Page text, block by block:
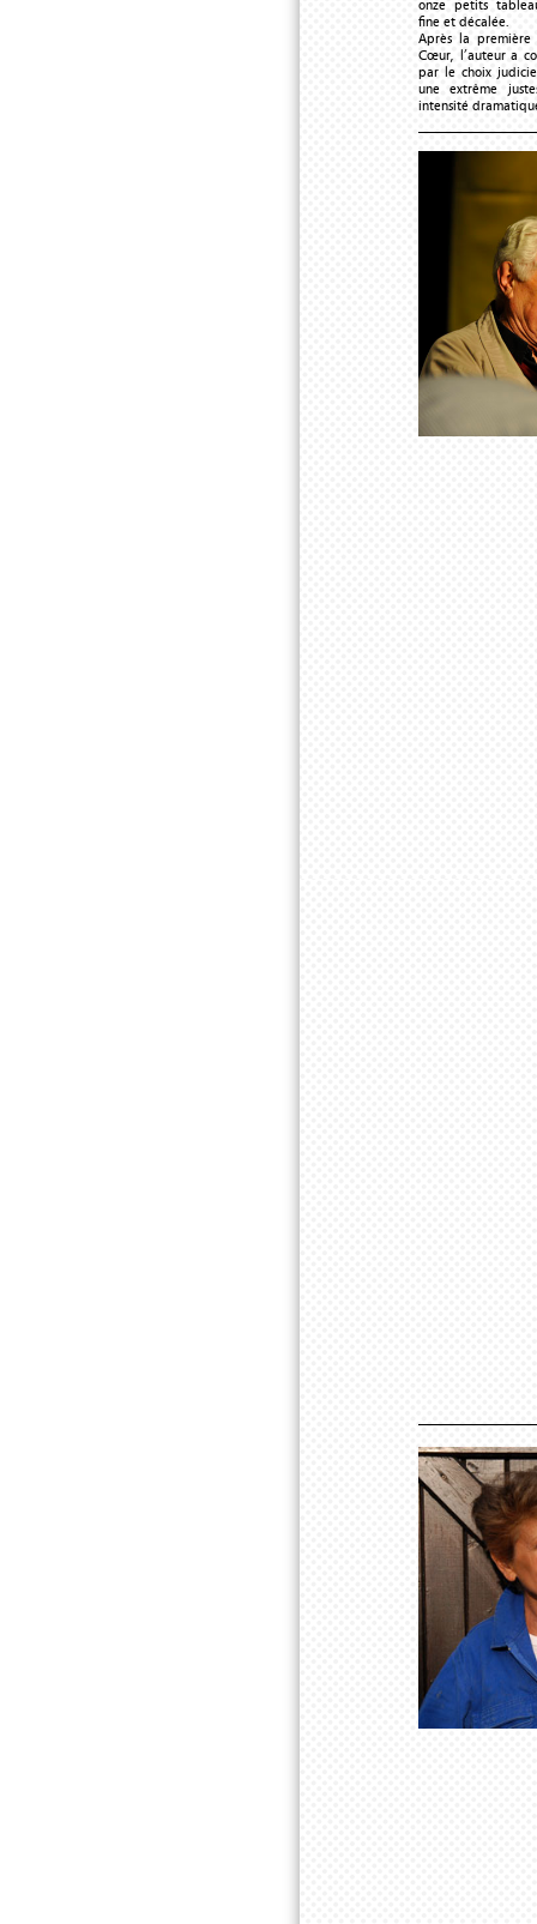
onze petits
fine et décalée.
Après la
Cœur, l’auteur a
par le choix
une extrême
intensité